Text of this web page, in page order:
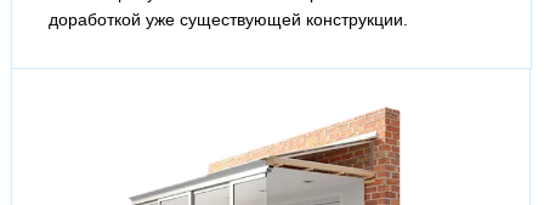
доработкой уже существующей конструкции.